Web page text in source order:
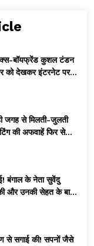
बॉयफ्रेंड कुशल टंडन
को देखकर इंटरनेट पर
जगह से मिलती-जुलती
की अफवाहें फिर से
बंगाल के नेता सुवेंदु
और उनकी सेहत के बारे
से सगाई की! सपनों जैसे